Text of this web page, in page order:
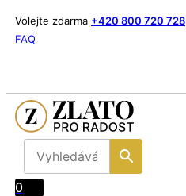
Volejte zdarma +420 800 720 728
FAQ
0